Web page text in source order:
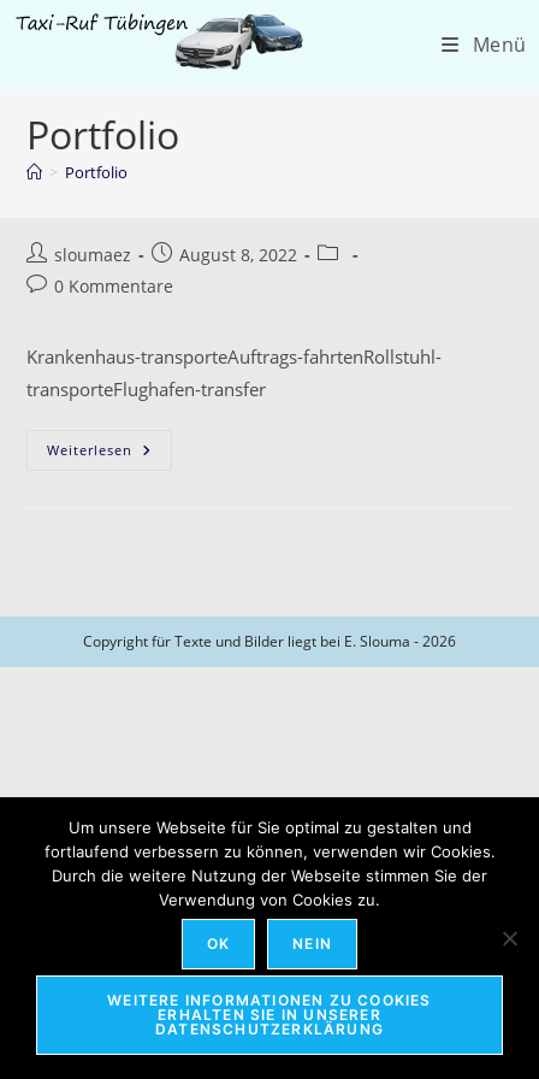
Zum
Menü
Portfolio
> Portfolio
Beitrags-
Autor:
sloumaez
Beitrag
veröffentlicht:
August 8, 2022
Beitrags-
Beitrags-
0 Kommentare
Krankenhaus-transporteAuftrags-fahrtenRollstuhl-
transporteFlughafen-transfer
Weiterlesen
Copyright für Texte und Bilder liegt bei E. Slouma - 2026
Um unsere Webseite für Sie optimal zu gestalten und
fortlaufend verbessern zu können, verwenden wir Cookies.
Durch die weitere Nutzung der Webseite stimmen Sie der
Verwendung von Cookies zu.
OK NEIN
WEITERE INFORMATIONEN ZU COOKIES
ERHALTEN SIE IN UNSERER
DATENSCHUTZERKLÄRUNG